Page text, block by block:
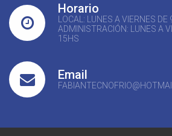
Horario
LOCAL: LUNES A VIERNES
ADMINISTRACIÓN: LUNES A
15HS
Email